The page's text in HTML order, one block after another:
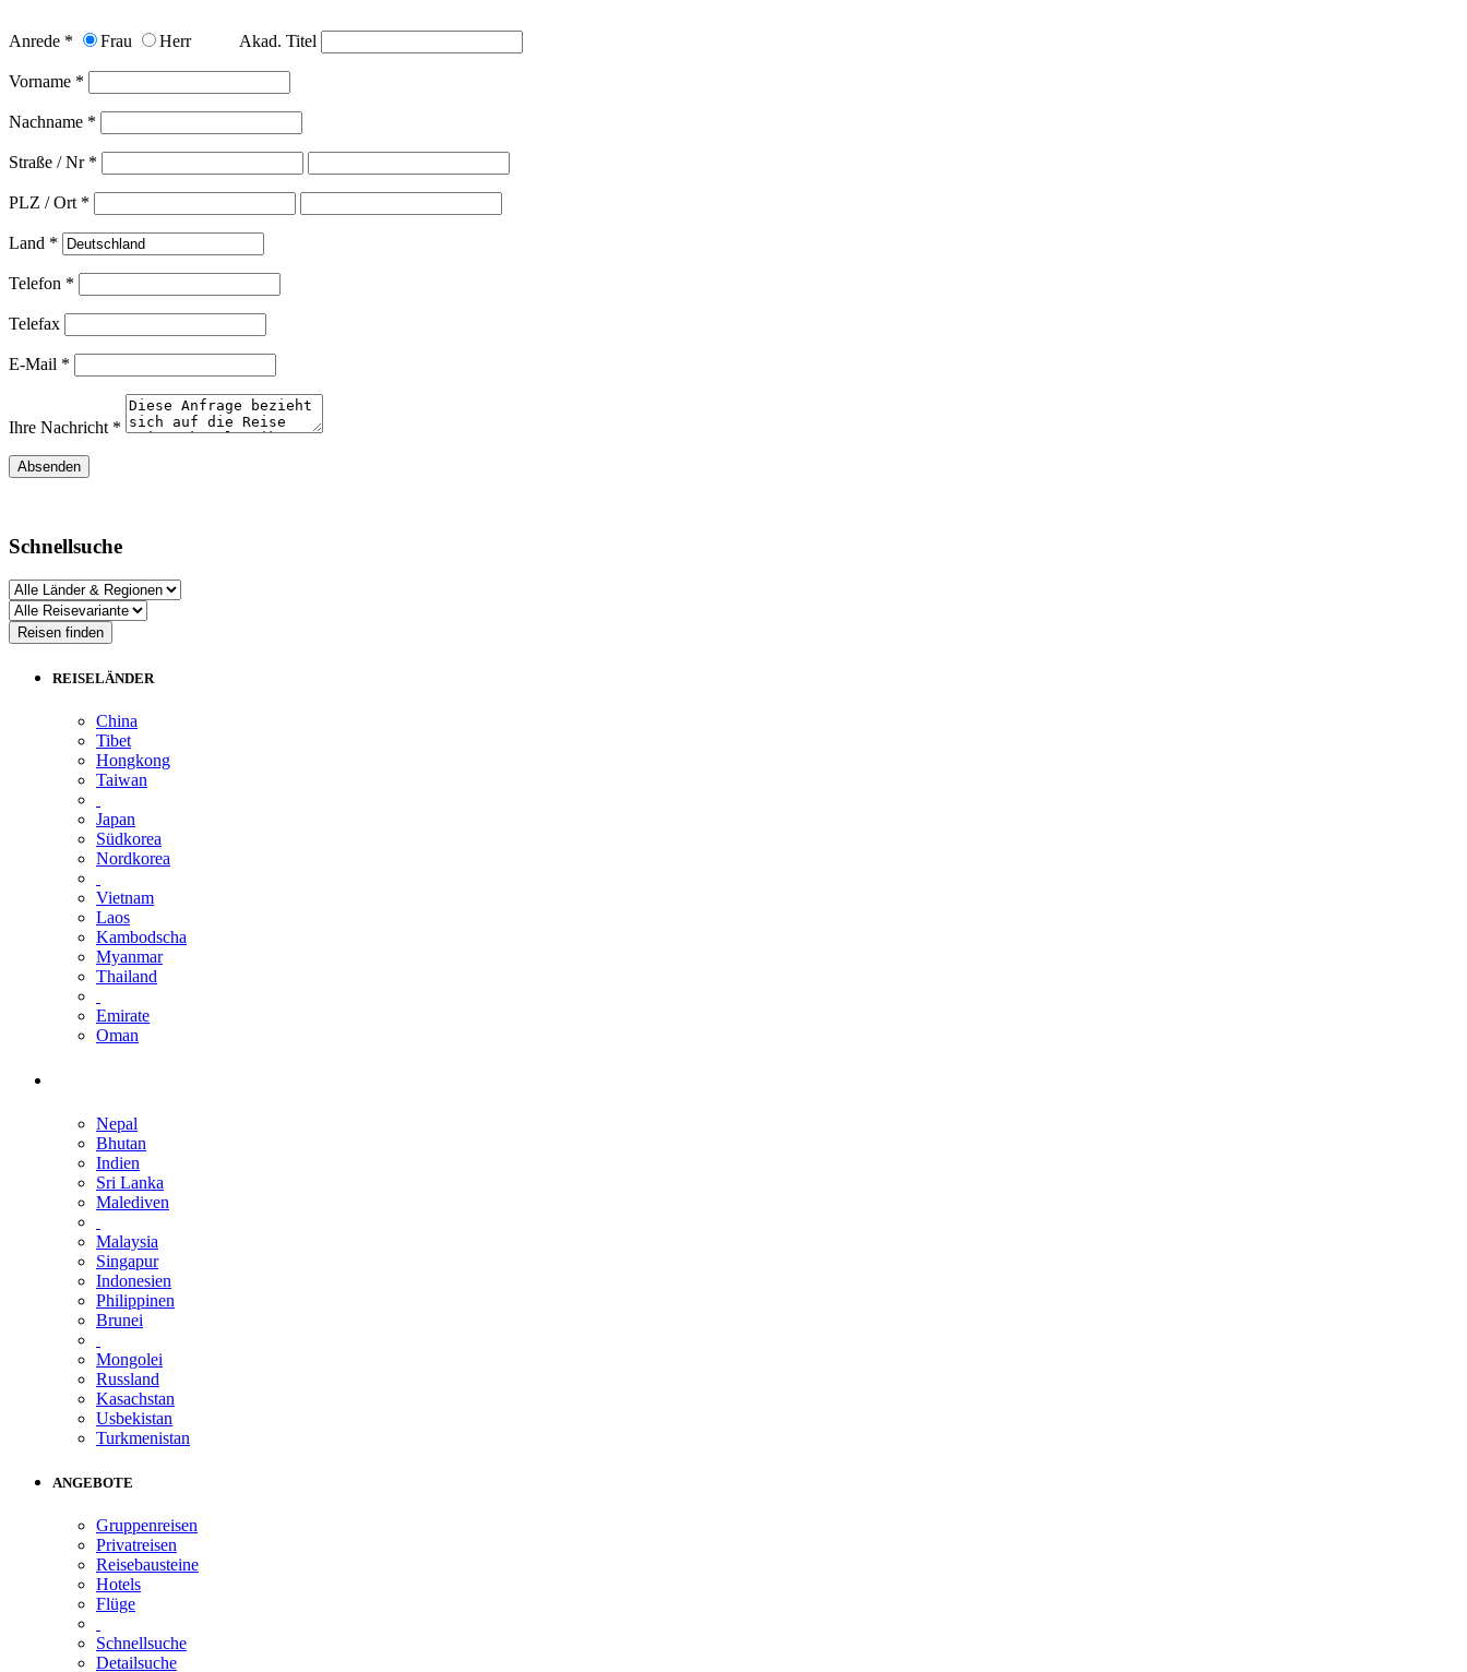
Anrede * Frau Herr Akad. Titel
Vorname *
Nachname *
Straße / Nr *
PLZ / Ort *
Land *
Telefon *
Telefax
E-Mail *
Ihre Nachricht *
Schnellsuche
REISELÄNDER
China
Tibet
Hongkong
Taiwan
Japan
Südkorea
Nordkorea
Vietnam
Laos
Kambodscha
Myanmar
Thailand
Emirate
Oman
Nepal
Bhutan
Indien
Sri Lanka
Malediven
Malaysia
Singapur
Indonesien
Philippinen
Brunei
Mongolei
Russland
Kasachstan
Usbekistan
Turkmenistan
ANGEBOTE
Gruppenreisen
Privatreisen
Reisebausteine
Hotels
Flüge
Schnellsuche
Detailsuche